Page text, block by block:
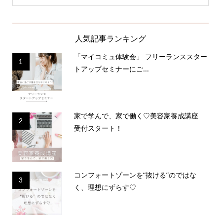
人気記事ランキング
1
「マイコミュ体験会」 フリーランススター
トアップセミナーにご...
2
家で学んで、家で働く♡美容家養成講座
受付スタート！
3
コンフォートゾーンを“抜ける”のではな
く、理想にずらす♡